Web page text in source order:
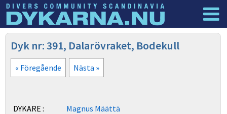
Dyknyheter
Dyk nr: 391, Dalarövraket, Bodekull
« Föregående Nästa »
DYKARE :
Magnus Määttä